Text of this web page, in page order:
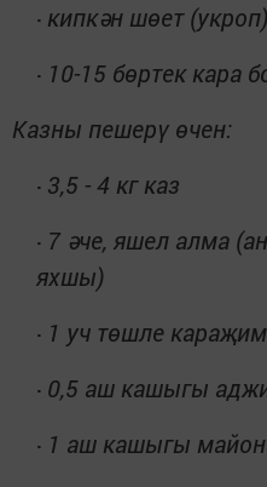
· кипкән шөет
· 10-15 бөртек кара
Казны пешерү өчен:
· 3,5 - 4 кг каз
· 7 әче, яшел алма
яхшы)
· 1 уч төшле
· 0,5 аш кашыгы
· 1 аш кашыгы